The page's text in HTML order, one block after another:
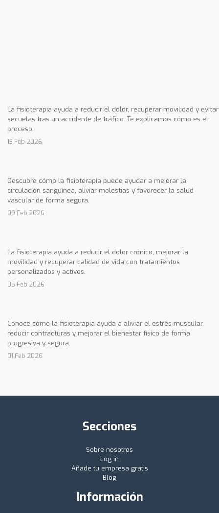
La fisioterapia ayuda a reducir el dolor, recuperar movilidad y evitar
secuelas tras un accidente de tráfico. Te explicamos cómo es el
proceso.
13 Feb 2026
Descubre cómo la fisioterapia puede ayudar a mejorar la
circulación sanguínea, aliviar molestias y favorecer la salud
vascular de forma segura.
09 Feb 2026
La fisioterapia ayuda a reducir el dolor crónico, mejorar la
movilidad y recuperar calidad de vida con tratamientos
personalizados y activos.
05 Feb 2026
Conoce cómo la fisioterapia ayuda a aliviar el estrés muscular,
reducir contracturas y mejorar el bienestar físico de forma
progresiva y segura.
01 Feb 2026
Secciones
Sobre nosotros
Log in
Añade tu empresa gratis
Blog
Información